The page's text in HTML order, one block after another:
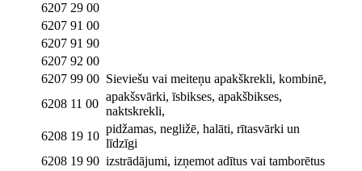
6207 29 00
6207 91 00
6207 91 90
6207 92 00
6207 99 00 Sieviešu vai meiteņu apakškrekli, kombinē,
6208 11 00
apakšsvārki, īsbikses, apakšbikses,
naktskrekli,
6208 19 10
pidžamas, negližē, halāti, rītasvārki un
līdzīgi
6208 19 90 izstrādājumi, izņemot adītus vai tamborētus